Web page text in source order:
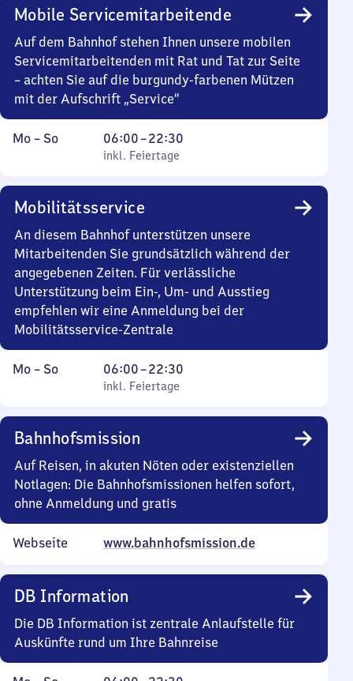
Mobile Servicemitarbeitende
Auf dem Bahnhof stehen Ihnen unsere mobilen
Servicemitarbeitenden mit Rat und Tat zur Seite
– achten Sie auf die burgundy-farbenen Mützen
mit der Aufschrift „Service“
Montag
Mo – So,
inkl. Feiertage
06:00–22:30
Von
6
22
Uhr
30
inkl. Feiertage
Mobilitätsservice
An diesem Bahnhof unterstützen unsere
Mitarbeitenden Sie grundsätzlich während der
angegebenen Zeiten. Für verlässliche
Unterstützung beim Ein-, Um- und Ausstieg
empfehlen wir eine Anmeldung bei der
Mobilitätsservice-Zentrale
Montag
Mo – So,
inkl. Feiertage
06:00–22:30
Von
6
22
Uhr
30
inkl. Feiertage
Bahnhofsmission
Auf Reisen, in akuten Nöten oder existenziellen
Notlagen: Die Bahnhofsmissionen helfen sofort,
ohne Anmeldung und gratis
Webseite www.bahnhofsmission.de
DB Information
Die DB Information ist zentrale Anlaufstelle für
Auskünfte rund um Ihre Bahnreise